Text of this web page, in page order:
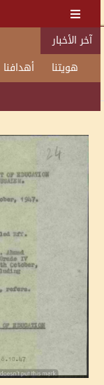
آخر الأخبار
هويتنا
أهدافنا